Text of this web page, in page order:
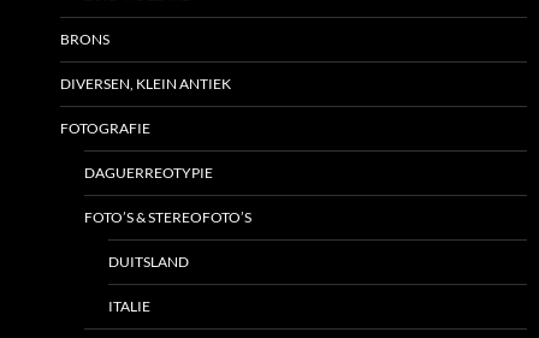
BRONS
DIVERSEN, KLEIN ANTIEK
FOTOGRAFIE
DAGUERREOTYPIE
FOTO’S & STEREOFOTO’S
DUITSLAND
ITALIE